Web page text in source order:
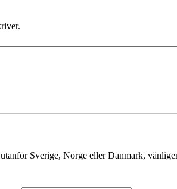
Sverige, Norge eller Danmark,